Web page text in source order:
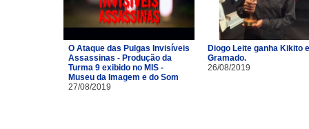
O Ataque das Pulgas Invisíveis
Assassinas - Produção da
Turma 9 exibido no MIS -
Museu da Imagem e do Som
27/08/2019
Diogo Leite ganha Kikito
Gramado.
26/08/2019